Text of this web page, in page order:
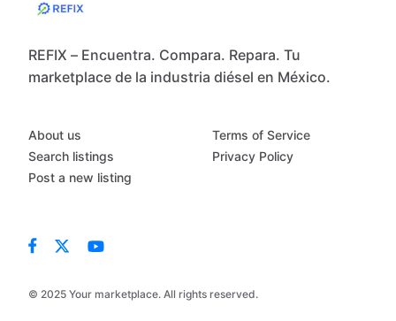
REFIX – Encuentra. Compara. Repara. Tu
marketplace de la industria diésel en México.
© 2025 Your marketplace. All rights reserved.
About us
Search listings
Post a new listing
Terms of Service
Privacy Policy